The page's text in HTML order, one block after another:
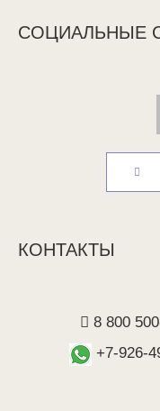
СОЦИАЛЬНЫЕ
КОНТАКТЫ
8 800
+7-926-